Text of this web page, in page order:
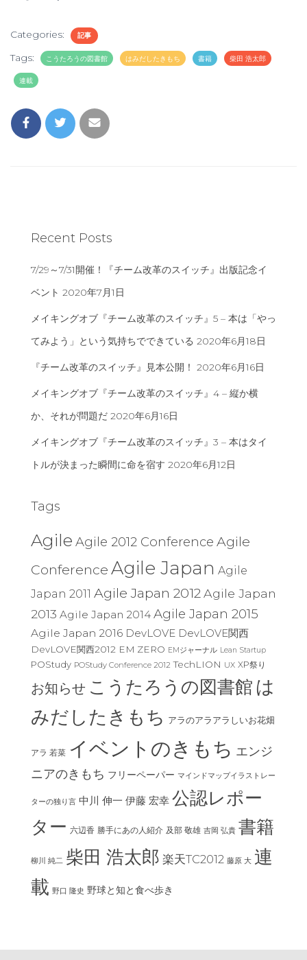
Categories: 記事
Tags: こうたろうの図書館 はみだしたきもち 書籍 柴田 浩太郎
連載
Recent Posts
7/29～7/31開催！『チーム改革のスイッチ』出版記念イ
ベント 2020年7月1日
メイキングオブ『チーム改革のスイッチ』5 – 本は「やっ
てみよう」という気持ちでできている 2020年6月18日
『チーム改革のスイッチ』見本公開！ 2020年6月16日
メイキングオブ『チーム改革のスイッチ』4 – 縦か横
か、それが問題だ 2020年6月16日
メイキングオブ『チーム改革のスイッチ』3 – 本はタイ
トルが決まった瞬間に命を宿す 2020年6月12日
Tags
Agile Agile 2012 Conference Agile
Conference Agile Japan Agile
Japan 2011 Agile Japan 2012Agile Japan
2013 Agile Japan 2014 Agile Japan 2015
Agile Japan 2016 DevLOVE DevLOVE関西
DevLOVE関西2012 EM ZERO EMジャーナル Lean Startup
POStudy POStudy Conference 2012 TechLION UX XP祭り
お知らせ こうたろうの図書館 は
みだしたきもち アラのアラアラしいお花畑
アラ 若菜 イベントのきもち エンジ
ニアのきもち フリーペーパー マインドマップイラストレー
ターの独り言 中川 伸一 伊藤 宏幸 公認レポー
ター 六辺香 勝手にあの人紹介 及部 敬雄 吉岡 弘貴 書籍
柳川 純二 柴田 浩太郎 楽天TC2012 藤原 大 連
載 野口 隆史 野球と知と食べ歩き